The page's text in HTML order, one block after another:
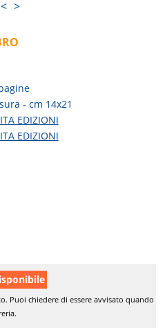
< >
- cm 14x21
EDIZIONI
EDIZIONI
Puoi chiedere di essere avvisato quando